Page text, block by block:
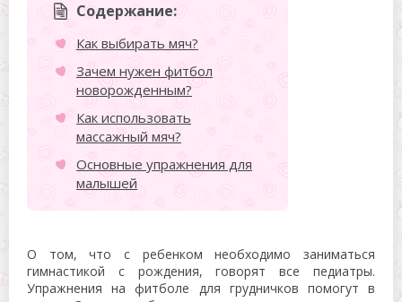
Содержание:
Как выбирать мяч?
Зачем нужен фитбол
новорожденным?
Как использовать
массажный мяч?
Основные упражнения для
малышей
О том, что с ребенком необходимо заниматься
гимнастикой с рождения, говорят все педиатры.
Упражнения на фитболе для грудничков помогут в